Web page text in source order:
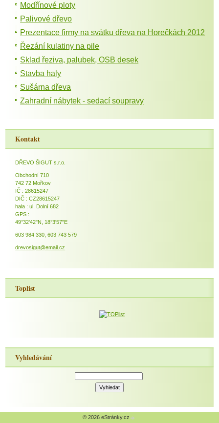
Modřínové ploty
Palivové dřevo
Prezentace firmy na svátku dřeva na Horečkách 2012
Řezání kulatiny na pile
Sklad řeziva, palubek, OSB desek
Stavba haly
Sušárna dřeva
Zahradní nábytek - sedací soupravy
Kontakt
DŘEVO ŠIGUT s.r.o.
Obchodní 710
742 72 Mořkov
IČ : 28615247
DIČ : CZ28615247
hala : ul. Dolní 682
GPS :
49°32'42"N, 18°3'57"E
603 984 330, 603 743 579
drevosigut@email.cz
Toplist
Vyhledávání
© 2026 eStránky.cz